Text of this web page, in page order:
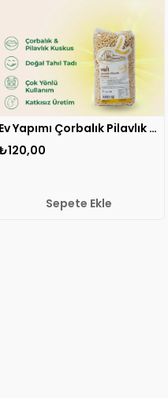
Ev Yapımı Çorbalık Pilavlık Kuskus 500 gr MG 1 ADET
Sepete Ekle